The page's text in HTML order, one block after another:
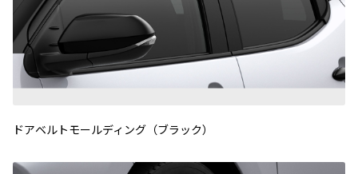
ドアベルトモールディング（ブラック）